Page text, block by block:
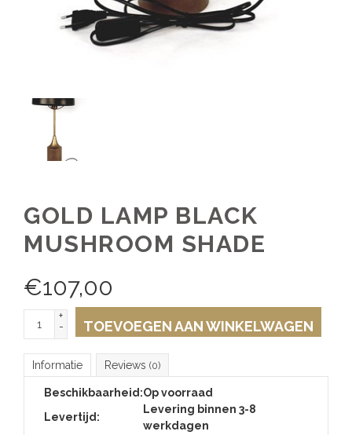
GOLD LAMP BLACK
MUSHROOM SHADE
€107,00
+
-
TOEVOEGEN AAN WINKELWAGEN
Informatie Reviews (0)
Beschikbaarheid:Op voorraad
Levertijd:
Levering binnen 3-8
werkdagen